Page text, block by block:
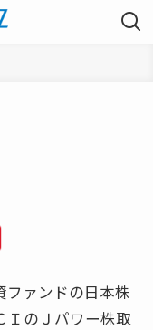
ァンドの日本株
Ｊパワー株取